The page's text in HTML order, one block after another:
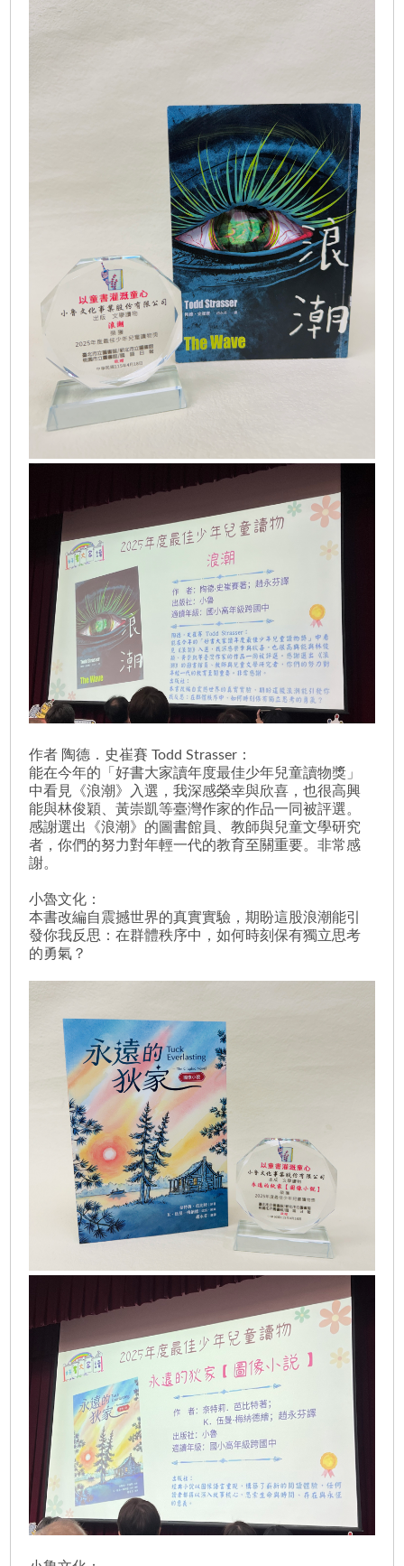
作者 陶德．史崔賽 Todd Strasser：
能在今年的「好書大家讀年度最佳少年兒童讀物獎」
中看見《浪潮》入選，我深感榮幸與欣喜，也很高興
能與林俊穎、黃崇凱等臺灣作家的作品一同被評選。
感謝選出《浪潮》的圖書館員、教師與兒童文學研究
者，你們的努力對年輕一代的教育至關重要。非常感
謝。
小魯文化：
本書改編自震撼世界的真實實驗，期盼這股浪潮能引
發你我反思：在群體秩序中，如何時刻保有獨立思考
的勇氣？